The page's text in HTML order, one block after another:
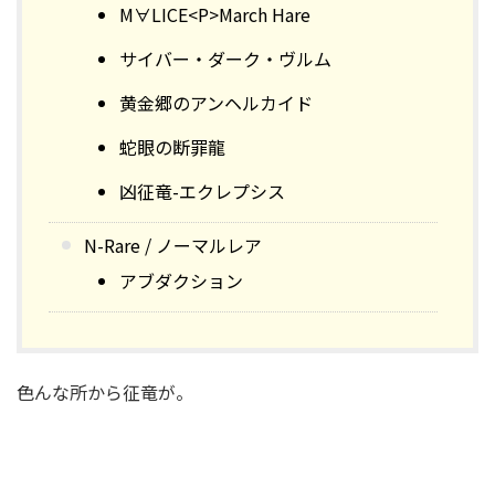
M∀LICE<P>March Hare
サイバー・ダーク・ヴルム
黄金郷のアンヘルカイド
蛇眼の断罪龍
凶征竜-エクレプシス
N-Rare / ノーマルレア
アブダクション
色んな所から征竜が。